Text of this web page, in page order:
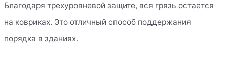
Благодаря трехуровневой защите, вся грязь остается
на ковриках. Это отличный способ поддержания
порядка в зданиях.